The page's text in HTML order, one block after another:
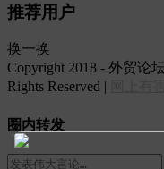
推荐用户
换一换
Copyright 2018 - 外贸论
Rights Reserved |
圈内转发